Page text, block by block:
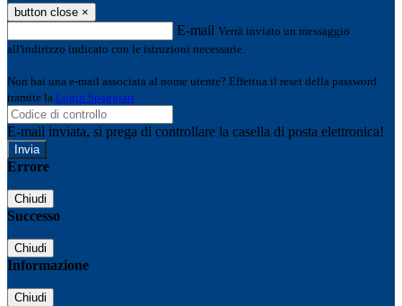
button close ×
E-mail Verrà inviato un messaggio
all'indirizzo indicato con le istruzioni necessarie.
Non hai una e-mail associata al nome utente? Effettua il reset della password
tramite la Login Spaggiari
E-mail inviata, si prega di controllare la casella di posta elettronica!
Errore
Chiudi
Successo
Chiudi
Informazione
Chiudi